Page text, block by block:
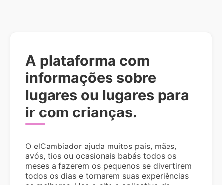
A plataforma com
informações sobre
lugares ou lugares para
ir com crianças.
O elCambiador ajuda muitos pais, mães,
avós, tios ou ocasionais babás todos os
meses a fazerem os pequenos se divertirem
todos os dias e tornarem suas experiências